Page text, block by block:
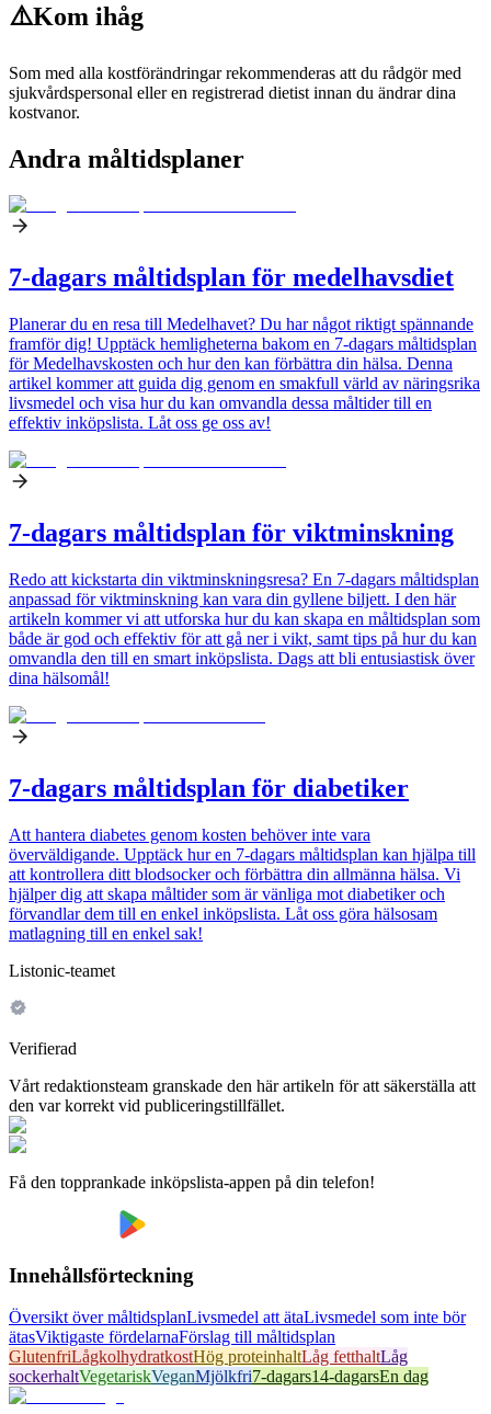
⚠️Kom ihåg
Som med alla kostförändringar rekommenderas att du rådgör med
sjukvårdspersonal eller en registrerad dietist innan du ändrar dina
kostvanor.
Andra måltidsplaner
7-dagars måltidsplan för medelhavsdiet
Planerar du en resa till Medelhavet? Du har något riktigt spännande
framför dig! Upptäck hemligheterna bakom en 7-dagars måltidsplan
för Medelhavskosten och hur den kan förbättra din hälsa. Denna
artikel kommer att guida dig genom en smakfull värld av näringsrika
livsmedel och visa hur du kan omvandla dessa måltider till en
effektiv inköpslista. Låt oss ge oss av!
7-dagars måltidsplan för viktminskning
Redo att kickstarta din viktminskningsresa? En 7-dagars måltidsplan
anpassad för viktminskning kan vara din gyllene biljett. I den här
artikeln kommer vi att utforska hur du kan skapa en måltidsplan som
både är god och effektiv för att gå ner i vikt, samt tips på hur du kan
omvandla den till en smart inköpslista. Dags att bli entusiastisk över
dina hälsomål!
7-dagars måltidsplan för diabetiker
Att hantera diabetes genom kosten behöver inte vara
överväldigande. Upptäck hur en 7-dagars måltidsplan kan hjälpa till
att kontrollera ditt blodsocker och förbättra din allmänna hälsa. Vi
hjälper dig att skapa måltider som är vänliga mot diabetiker och
förvandlar dem till en enkel inköpslista. Låt oss göra hälsosam
matlagning till en enkel sak!
Listonic-teamet
Verifierad
Vårt redaktionsteam granskade den här artikeln för att säkerställa att
den var korrekt vid publiceringstillfället.
Få den topprankade inköpslista-appen på din telefon!
Innehållsförteckning
Översikt över måltidsplanLivsmedel att ätaLivsmedel som inte bör
ätasViktigaste fördelarnaFörslag till måltidsplan
GlutenfriLågkolhydratkostHög proteinhaltLåg fetthaltLåg
sockerhaltVegetariskVeganMjölkfri7-dagars14-dagarsEn dag